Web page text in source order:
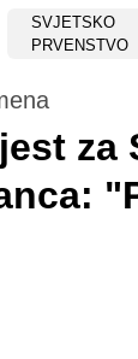
SVJETSKO
PRVENSTVO
za